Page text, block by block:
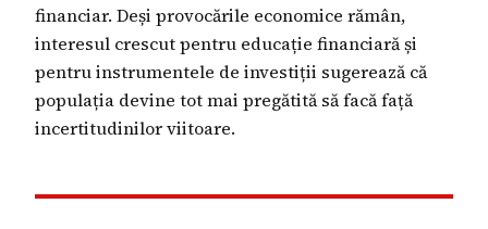
financiar. Deși provocările economice rămân,
interesul crescut pentru educație financiară și
pentru instrumentele de investiții sugerează că
populația devine tot mai pregătită să facă față
incertitudinilor viitoare.